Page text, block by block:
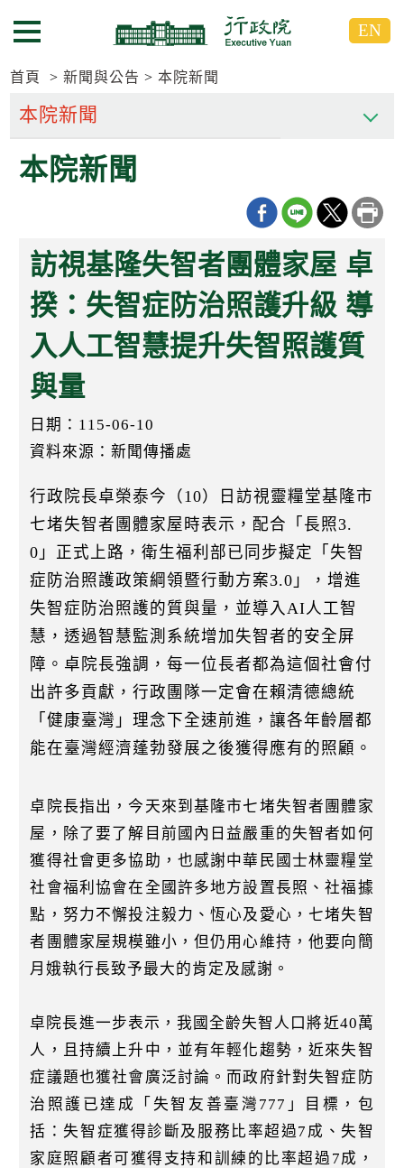
到
要
區
到
要
區
選單按鈕 EN
首頁 新聞與公告 本院新聞
本院新聞
訪視基隆失智者團體家屋 卓
揆：失智症防治照護升級 導
入人工智慧提升失智照護質
與量
日期：115-06-10
資料來源：新聞傳播處
行政院長卓榮泰今（10）日訪視靈糧堂基隆市
七堵失智者團體家屋時表示，配合「長照3.
0」正式上路，衛生福利部已同步擬定「失智
症防治照護政策綱領暨行動方案3.0」，增進
失智症防治照護的質與量，並導入AI人工智
慧，透過智慧監測系統增加失智者的安全屏
障。卓院長強調，每一位長者都為這個社會付
出許多貢獻，行政團隊一定會在賴清德總統
「健康臺灣」理念下全速前進，讓各年齡層都
能在臺灣經濟蓬勃發展之後獲得應有的照顧。
卓院長指出，今天來到基隆市七堵失智者團體家
屋，除了要了解目前國內日益嚴重的失智者如何
獲得社會更多協助，也感謝中華民國士林靈糧堂
社會福利協會在全國許多地方設置長照、社福據
點，努力不懈投注毅力、恆心及愛心，七堵失智
者團體家屋規模雖小，但仍用心維持，他要向簡
月娥執行長致予最大的肯定及感謝。
卓院長進一步表示，我國全齡失智人口將近40萬
人，且持續上升中，並有年輕化趨勢，近來失智
症議題也獲社會廣泛討論。而政府針對失智症防
治照護已達成「失智友善臺灣777」目標，包
括：失智症獲得診斷及服務比率超過7成、失智
家庭照顧者可獲得支持和訓練的比率超過7成，